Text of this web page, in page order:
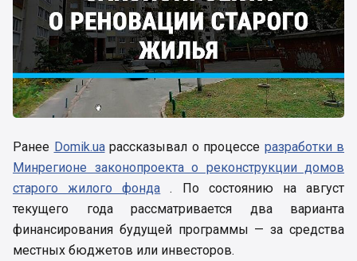
Ранее Domik.uaрассказывал о процессе разработки в
Минрегионе законопроекта о реконструкции домов
старого жилого фонда . По состоянию на август
текущего года рассматривается два варианта
финансирования будущей программы — за средства
местных бюджетов или инвесторов.